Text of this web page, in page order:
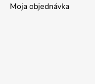
Moja objednávka